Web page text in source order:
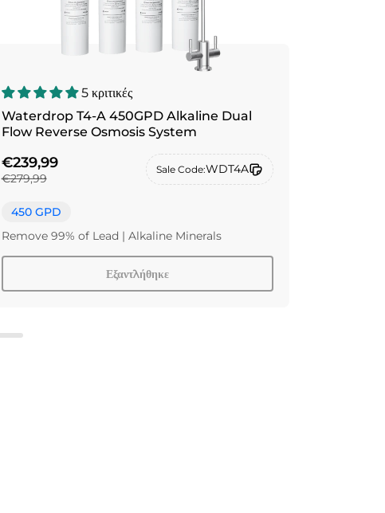
5 κριτικές
Waterdrop T4-A 450GPD Alkaline Dual
Flow Reverse Osmosis System
€239,99
€279,99
Sale Code:WDT4A
450 GPD
Remove 99% of Lead | Alkaline Minerals
Εξαντλήθηκε